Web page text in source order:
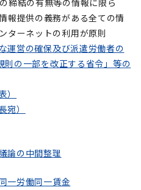
報提供の義務がある全ての情
ターネットの利用が原則
運営の確保及び派遣労働者の
則の一部を改正する省令」等の
宛）
論の中間整理
一労働同一賃金